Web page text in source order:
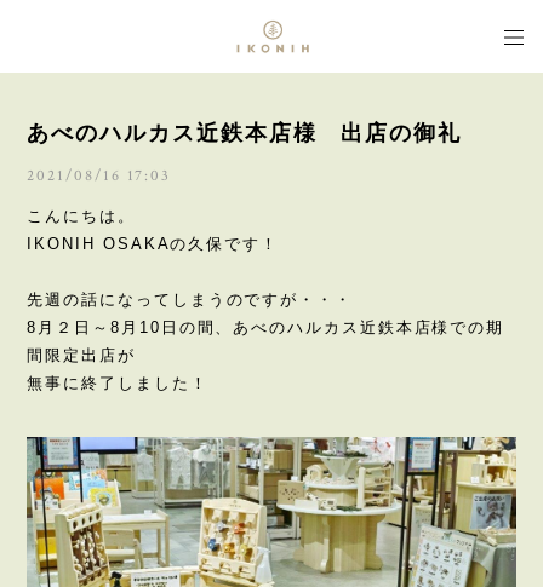
あべのハルカス近鉄本店様 出店の御礼
2021/08/16 17:03
こんにちは。
IKONIH OSAKAの久保です！
先週の話になってしまうのですが・・・
8月２日～8月10日の間、あべのハルカス近鉄本店様での期
間限定出店が
無事に終了しました！